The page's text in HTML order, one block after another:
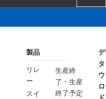
製品
リレ
ー
スイ
生産終
了・生産
終了予定